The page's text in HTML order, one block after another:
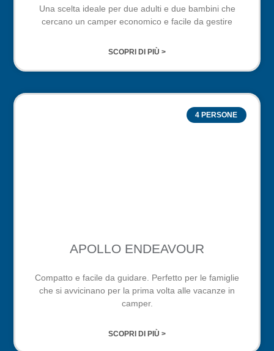
Una scelta ideale per due adulti e due bambini che
cercano un camper economico e facile da gestire
SCOPRI DI PIÙ >
4 PERSONE
APOLLO ENDEAVOUR
Compatto e facile da guidare. Perfetto per le famiglie
che si avvicinano per la prima volta alle vacanze in
camper.
SCOPRI DI PIÙ >